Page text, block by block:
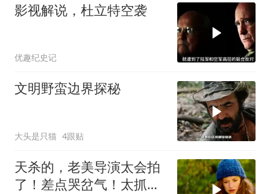
影视解说，杜立特空袭
优趣纪史记
文明野蛮边界探秘
大头是只猫 4跟贴
天杀的，老美导演太会拍
了！差点哭岔气！太抓心